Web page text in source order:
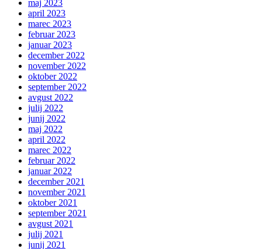
maj 2023
april 2023
marec 2023
februar 2023
januar 2023
december 2022
november 2022
oktober 2022
september 2022
avgust 2022
julij 2022
junij 2022
maj 2022
april 2022
marec 2022
februar 2022
januar 2022
december 2021
november 2021
oktober 2021
september 2021
avgust 2021
julij 2021
junij 2021